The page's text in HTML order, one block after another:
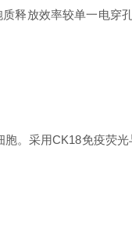
释放效率较单一电穿
。采用CK18免疫荧光